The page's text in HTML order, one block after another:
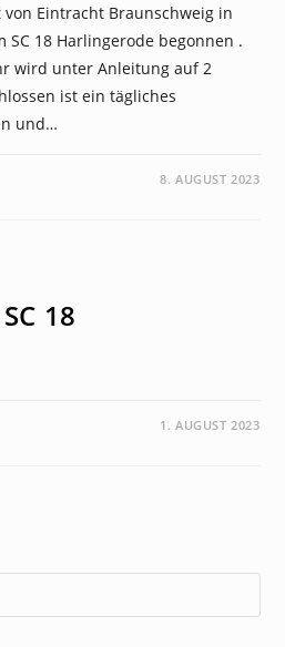
Eintracht Braunschweig in
18 Harlingerode begonnen .
wird unter Anleitung auf 2
ist ein tägliches
und…
8. AUGUST 2023
18
1. AUGUST 2023